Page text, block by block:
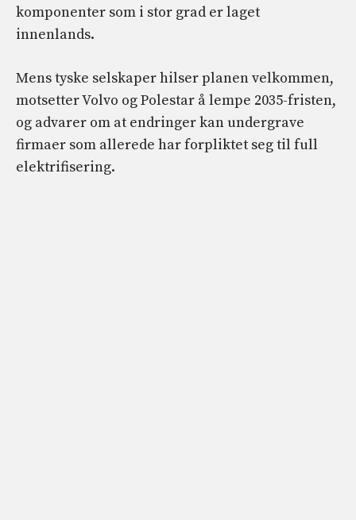
komponenter som i stor grad er laget
innenlands.
Mens tyske selskaper hilser planen velkommen,
motsetter Volvo og Polestar å lempe 2035-fristen,
og advarer om at endringer kan undergrave
firmaer som allerede har forpliktet seg til full
elektrifisering.